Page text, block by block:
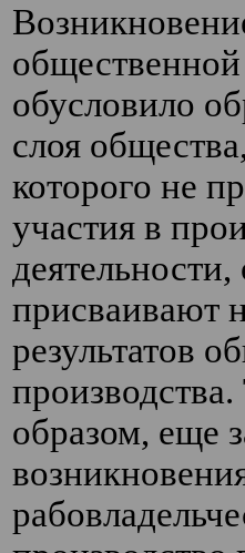
общественной
обусловило
слоя
которого не
участия в
деятельности,
присваивают
результатов
образом, еще